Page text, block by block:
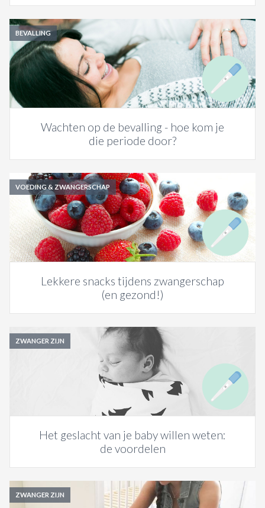
BEVALLING
Wachten op de bevalling - hoe kom je
die periode door?
VOEDING & ZWANGERSCHAP
Lekkere snacks tijdens zwangerschap
(en gezond!)
ZWANGER ZIJN
Het geslacht van je baby willen weten:
de voordelen
ZWANGER ZIJN